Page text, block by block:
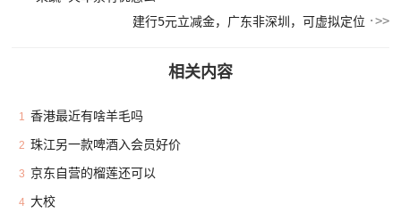
建行5元立减金，广东非深圳，可虚拟定位
相关内容
1 香港最近有啥羊毛吗
2 珠江另一款啤酒入会员好价
3 京东自营的榴莲还可以
4 大校